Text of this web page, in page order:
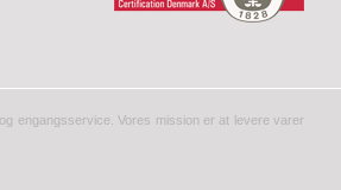
engangsservice. Vores mission er at levere varer